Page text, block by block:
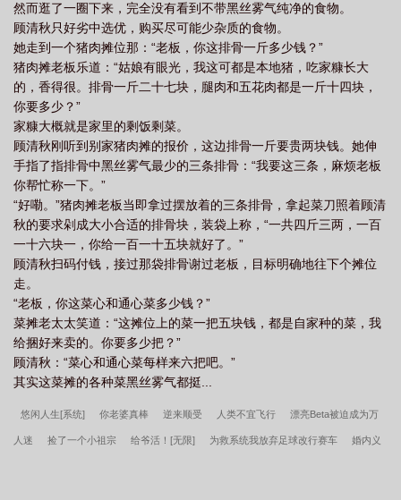
然而逛了一圈下来，完全没有看到不带黑丝雾气纯净的食物。
顾清秋只好劣中选优，购买尽可能少杂质的食物。
她走到一个猪肉摊位那：“老板，你这排骨一斤多少钱？”
猪肉摊老板乐道：“姑娘有眼光，我这可都是本地猪，吃家糠长大
的，香得很。排骨一斤二十七块，腿肉和五花肉都是一斤十四块，
你要多少？”
家糠大概就是家里的剩饭剩菜。
顾清秋刚听到别家猪肉摊的报价，这边排骨一斤要贵两块钱。她伸
手指了指排骨中黑丝雾气最少的三条排骨：“我要这三条，麻烦老板
你帮忙称一下。”
“好嘞。”猪肉摊老板当即拿过摆放着的三条排骨，拿起菜刀照着顾清
秋的要求剁成大小合适的排骨块，装袋上称，“一共四斤三两，一百
一十六块一，你给一百一十五块就好了。”
顾清秋扫码付钱，接过那袋排骨谢过老板，目标明确地往下个摊位
走。
“老板，你这菜心和通心菜多少钱？”
菜摊老太太笑道：“这摊位上的菜一把五块钱，都是自家种的菜，我
给捆好来卖的。你要多少把？”
顾清秋：“菜心和通心菜每样来六把吧。”
其实这菜摊的各种菜黑丝雾气都挺...
悠闲人生[系统] 你老婆真棒 逆来顺受 人类不宜飞行 漂亮Beta被迫成为万
人迷 捡了一个小祖宗 给爷活！[无限] 为救系统我放弃足球改行赛车 婚内义